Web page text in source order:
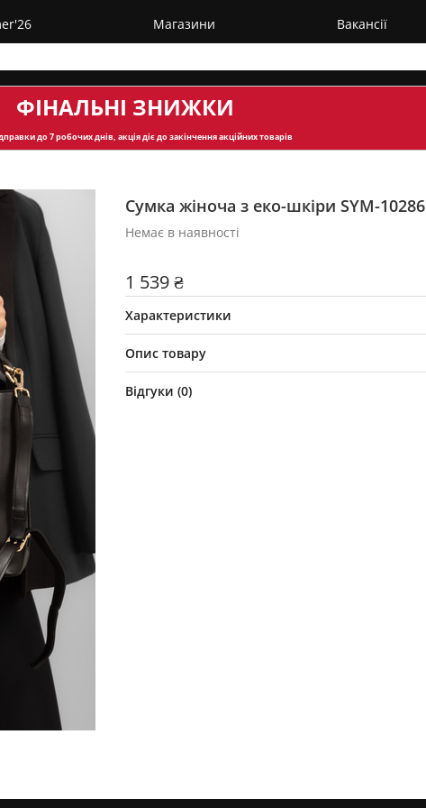
Магазини Вакансії
ФІНАЛЬНІ ЗНИЖКИ
до 7 робочих днів, акція діє до закінчення акційних товарів
Сумка жіноча з еко-шкіри SYM-10286
Немає в наявності
1 539 ₴
Характеристики
Опис товару
Відгуки (0)